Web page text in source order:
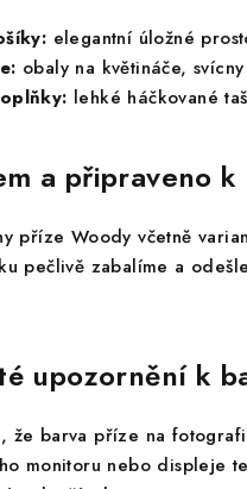
elegantní úložné
obaly na květináče,
lehké háčkované
a připraveno
příze Woody včetně
pečlivě zabalíme a
upozornění k
že barva příze na
monitoru nebo displeje